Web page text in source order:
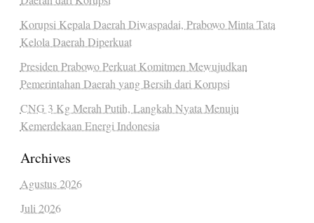
Korupsi Kepala Daerah Diwaspadai, Prabowo Minta Tata
Kelola Daerah Diperkuat
Presiden Prabowo Perkuat Komitmen Mewujudkan
Pemerintahan Daerah yang Bersih dari Korupsi
CNG 3 Kg Merah Putih, Langkah Nyata Menuju
Kemerdekaan Energi Indonesia
Archives
Agustus 2026
Juli 2026